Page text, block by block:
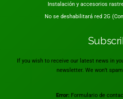
Instalación y accesorios
No se deshabilitará red 2G
If you wish to receive our latest news in
newsletter. We won’t
Error:Formulario de